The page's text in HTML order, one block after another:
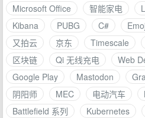
Microsoft Office
智能家电
Kibana
PUBG C#
又拍云
京东 Timescale
区块链
Qi 无线充电 Web
Google Play
Mastodon
阴阳师
MEC 电动汽车
Battlefield 系列
Kubernetes